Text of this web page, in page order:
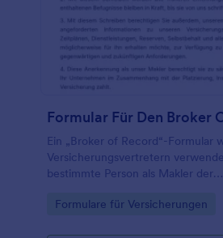
Formular Für Den Broker
Ein „Broker of Record“-Formular
Versicherungsvertretern
bestimmte Person als Makler der
benennen, bei der es sich um ein
Go to Category:
Formulare für Versicherungen